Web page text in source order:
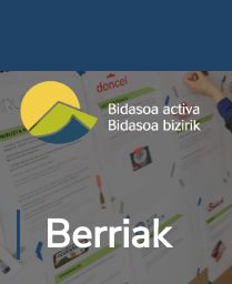
Berriak